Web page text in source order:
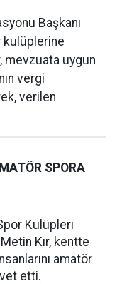
Başkanı
kulüplerine
mevzuata uygun
vergi
verilen
SPORA
Kulüpleri
Kır, kentte
amatör
etti.